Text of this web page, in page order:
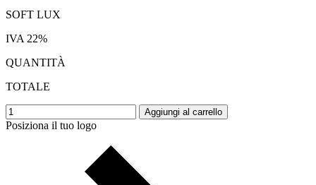
SOFT LUX
IVA 22%
QUANTITÀ
TOTALE
Aggiungi al carrello
Posiziona il tuo logo